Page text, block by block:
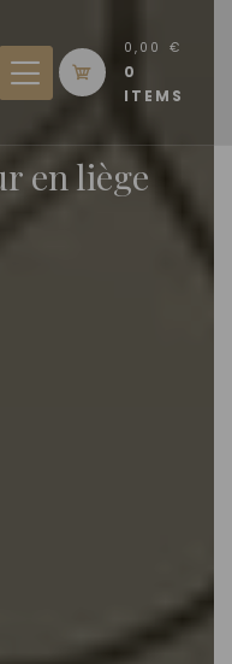
0,00 €
0
ITEMS
en liège